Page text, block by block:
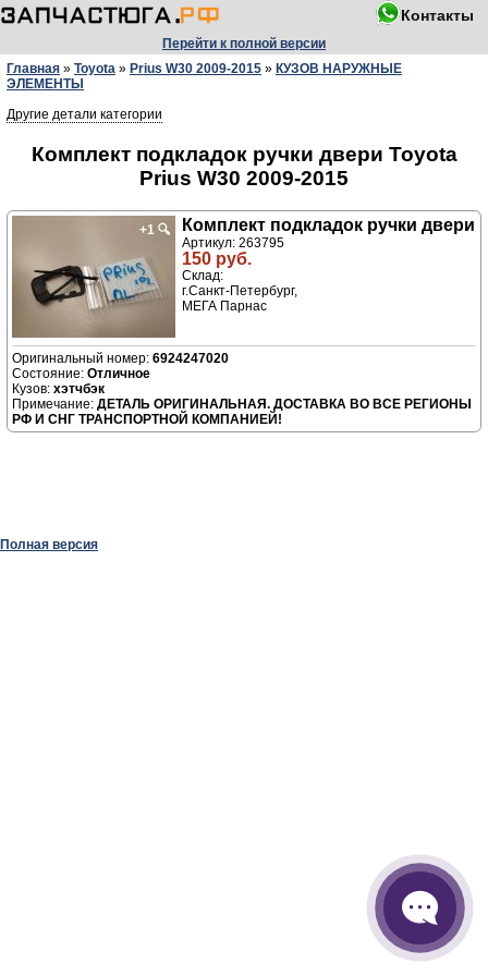
Контакты
Перейти к полной версии
Главная » Toyota » Prius W30 2009-2015 » КУЗОВ НАРУЖНЫЕ
ЭЛЕМЕНТЫ
Другие детали категории
Комплект подкладок ручки двери Toyota
Prius W30 2009-2015
+1 🔍 Комплект подкладок ручки двери
Артикул: 263795
150 руб.
Склад:
г.Санкт-Петербург,
МЕГА Парнас
6924247020
Отличное
хэтчбэк
ДЕТАЛЬ ОРИГИНАЛЬНАЯ. ДОСТАВКА ВО ВСЕ РЕГИОНЫ
РФ И СНГ ТРАНСПОРТНОЙ КОМПАНИЕЙ!
Полная версия